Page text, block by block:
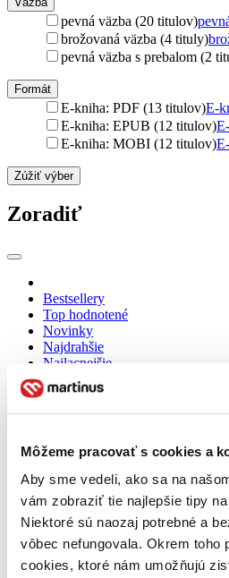
Môžeme pracovať s cookies a
Aby sme vedeli, ako sa na
vám zobraziť tie najlepšie tipy
Niektoré sú naozaj potrebné a
vôbec nefungovala. Okrem toho
cookies, ktoré nám umožňujú
pevná väzba (20 titulov)
brožovaná väzba (4 tituly)
pevná väzba s prebalom (2
Formát
E-kniha: PDF (13 titulov)E-
E-kniha: EPUB (12 titulov)
E-kniha: MOBI (12 titulov)
Zúžiť výber
Zoradiť
Bestsellery
Top hodnotené
Novinky
Najdrahšie
Najlacnejšie
Najvyššia zľava